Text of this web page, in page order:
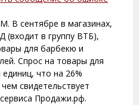
сентябре в магазинах,
в группу ВТБ),
для барбекю и
Спрос на товары для
что на 26%
свидетельствует
Продажи.рф.